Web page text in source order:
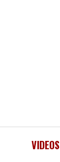
VIDEOS